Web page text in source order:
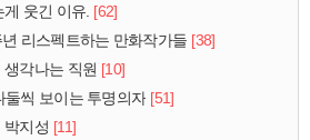
게 웃긴 이유. [62]
리스펙트하는 만화작가들 [38]
생각나는 직원 [10]
둘씩 보이는 투명의자 [51]
박지성 [11]